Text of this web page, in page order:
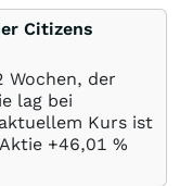
Citizens
Wochen, der
lag bei
Kurs ist
+46,01 %